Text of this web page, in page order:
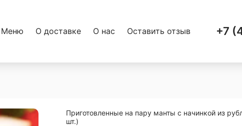
Меню О доставке О нас Оставить отзыв +7
Приготовленные на пару манты с начинкой из
шт.)